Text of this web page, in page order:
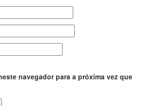
navegador para a próxima vez que